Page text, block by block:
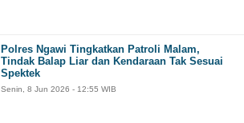
Polres Ngawi Tingkatkan Patroli Malam,
Tindak Balap Liar dan Kendaraan Tak Sesuai
Spektek
Senin, 8 Jun 2026 - 12:55 WIB